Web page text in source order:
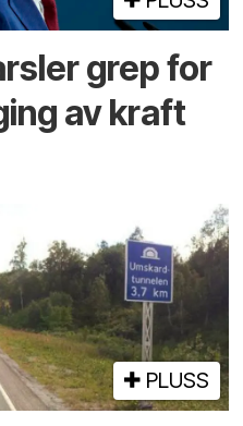
grep for
av kraft
PLUSS